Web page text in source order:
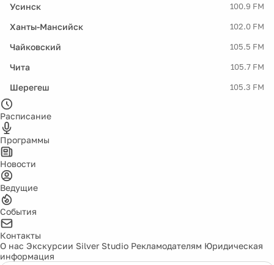
Усинск 100.9 FM
Ханты-Мансийск 102.0 FM
Чайковский 105.5 FM
Чита 105.7 FM
Шерегеш 105.3 FM
Расписание
Программы
Новости
Ведущие
События
Контакты
О нас Экскурсии Silver Studio Рекламодателям Юридическая
информация